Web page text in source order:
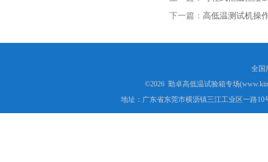
下一篇： 高低温测试机操
全国
©2026 勤卓高低温试验箱专场
地址：广东省东莞市横沥镇三江工业区一路10